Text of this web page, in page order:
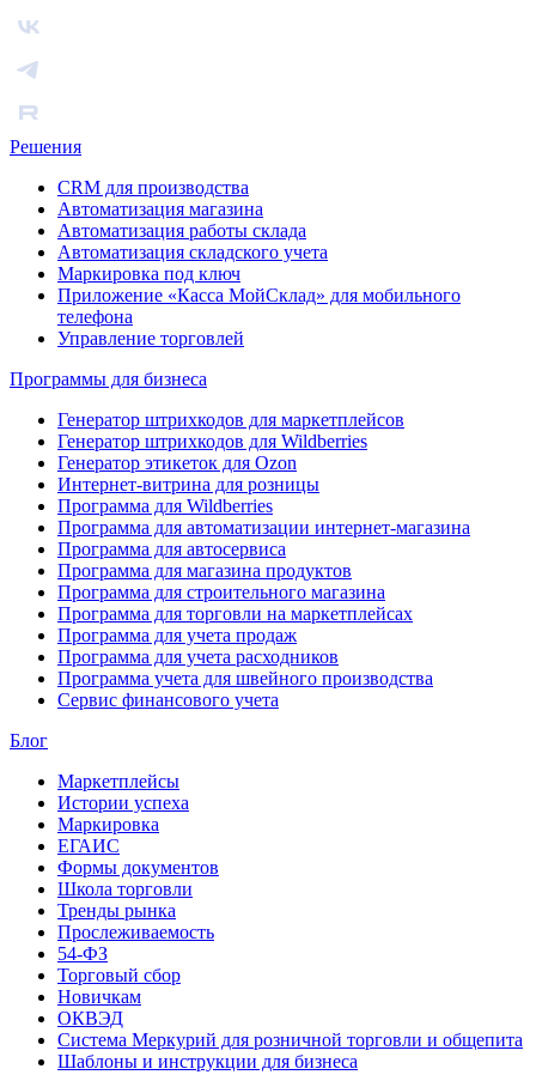
Решения
CRM для производства
Автоматизация магазина
Автоматизация работы склада
Автоматизация складского учета
Маркировка под ключ
Приложение «Касса МойСклад» для мобильного
телефона
Управление торговлей
Программы для бизнеса
Генератор штрихкодов для маркетплейсов
Генератор штрихкодов для Wildberries
Генератор этикеток для Ozon
Интернет-витрина для розницы
Программа для Wildberries
Программа для автоматизации интернет-магазина
Программа для автосервиса
Программа для магазина продуктов
Программа для строительного магазина
Программа для торговли на маркетплейсах
Программа для учета продаж
Программа для учета расходников
Программа учета для швейного производства
Сервис финансового учета
Блог
Маркетплейсы
Истории успеха
Маркировка
ЕГАИС
Формы документов
Школа торговли
Тренды рынка
Прослеживаемость
54-ФЗ
Торговый сбор
Новичкам
ОКВЭД
Система Меркурий для розничной торговли и общепита
Шаблоны и инструкции для бизнеса